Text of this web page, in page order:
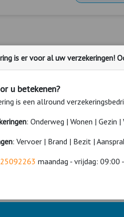
apparatuur en andere
te dragen. Er kan ook brand
Onze adviseurs helpen u
09:00 - 15:00
is er voor al uw verzekeringen!
u betekenen?
is een allround
: Onderweg | Wonen | Gezin
: Vervoer | Brand | Bezit |
maandag - vrijdag: